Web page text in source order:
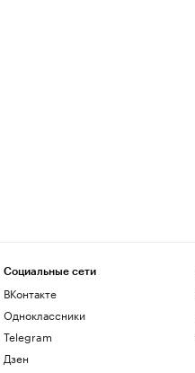
Социальные сети
ВКонтакте
Одноклассники
Telegram
Дзен